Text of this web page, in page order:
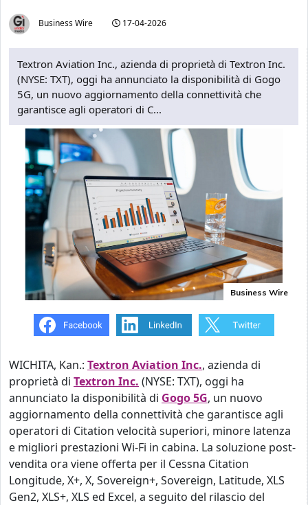
Business Wire 17-04-2026
Textron Aviation Inc., azienda di proprietà di Textron Inc.
(NYSE: TXT), oggi ha annunciato la disponibilità di Gogo
5G, un nuovo aggiornamento della connettività che
garantisce agli operatori di C...
Business Wire
WICHITA, Kan.: Textron Aviation Inc., azienda di
proprietà di Textron Inc. (NYSE: TXT), oggi ha
annunciato la disponibilità di Gogo 5G, un nuovo
aggiornamento della connettività che garantisce agli
operatori di Citation velocità superiori, minore latenza
e migliori prestazioni Wi-Fi in cabina. La soluzione post-
vendita ora viene offerta per il Cessna Citation
Longitude, X+, X, Sovereign+, Sovereign, Latitude, XLS
Gen2, XLS+, XLS ed Excel, a seguito del rilascio del